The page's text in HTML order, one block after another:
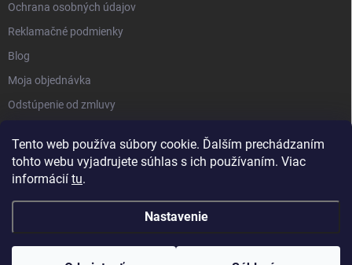
Tento web používa súbory cookie. Ďalším prechádzaním
tohto webu vyjadrujete súhlas s ich používaním. Viac
informácií tu.
Nastavenie
Ochrana osobných údajov
Reklamačné podmienky
Blog
Moja objednávka
Odstúpenie od zmluvy
Copyright 2026Kluckynadvere.sk. Všetky práva vyhradené.Upraviť